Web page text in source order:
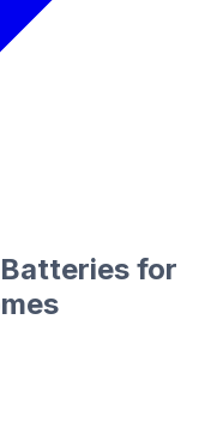
for